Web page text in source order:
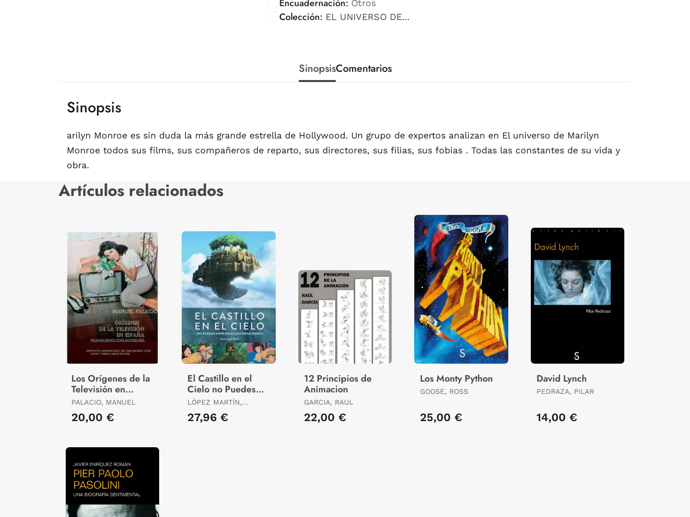
Encuadernación: Otros
Colección: EL UNIVERSO DE...
SinopsisComentarios
Sinopsis
arilyn Monroe es sin duda la más grande estrella de Hollywood. Un grupo de expertos analizan en El universo de Marilyn
Monroe todos sus films, sus compañeros de reparto, sus directores, sus filias, sus fobias . Todas las constantes de su vida y
obra.
Artículos relacionados
Los Orígenes de la
Televisión en
España
PALACIO, MANUEL
20,00 €
El Castillo en el
Cielo no Puedes
Vivir Apartado de
la Tierra!
LÓPEZ MARTÍN,
27,96 €
12 Principios de
Animacion
GARCIA, RAUL
22,00 €
Los Monty Python
GOOSE, ROSS
25,00 €
David Lynch
PEDRAZA, PILAR
14,00 €